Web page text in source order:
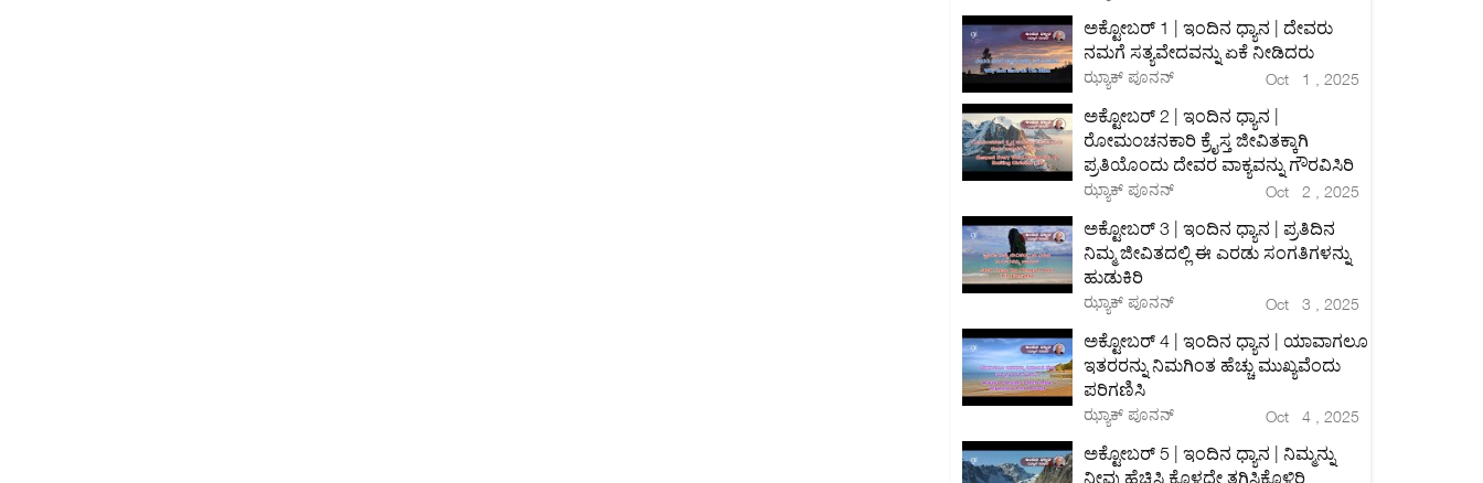
ಅಕ್ಟೋಬರ್ 1 | ಇಂದಿನ ಧ್ಯಾನ | ದೇವರು
ನಮಗೆ ಸತ್ಯವೇದವನ್ನು ಏಕೆ ನೀಡಿದರು
ಝ್ಯಾಕ್ ಪೂನನ್ Oct 1 , 2025
ಅಕ್ಟೋಬರ್ 2 | ಇಂದಿನ ಧ್ಯಾನ |
ರೋಮಂಚನಕಾರಿ ಕ್ರೈಸ್ತ ಜೀವಿತಕ್ಕಾಗಿ
ಪ್ರತಿಯೊಂದು ದೇವರ ವಾಕ್ಯವನ್ನು ಗೌರವಿಸಿರಿ
ಝ್ಯಾಕ್ ಪೂನನ್ Oct 2 , 2025
ಅಕ್ಟೋಬರ್ 3 | ಇಂದಿನ ಧ್ಯಾನ | ಪ್ರತಿದಿನ
ನಿಮ್ಮ ಜೀವಿತದಲ್ಲಿ ಈ ಎರಡು ಸಂಗತಿಗಳನ್ನು
ಹುಡುಕಿರಿ
ಝ್ಯಾಕ್ ಪೂನನ್ Oct 3 , 2025
ಅಕ್ಟೋಬರ್ 4 | ಇಂದಿನ ಧ್ಯಾನ | ಯಾವಾಗಲೂ
ಇತರರನ್ನು ನಿಮಗಿಂತ ಹೆಚ್ಚು ಮುಖ್ಯವೆಂದು
ಪರಿಗಣಿಸಿ
ಝ್ಯಾಕ್ ಪೂನನ್ Oct 4 , 2025
ಅಕ್ಟೋಬರ್ 5 | ಇಂದಿನ ಧ್ಯಾನ | ನಿಮ್ಮನ್ನು
ನೀವು ಹೆಚ್ಚಿಸಿ ಕೊಳ್ಳದೇ ತಗ್ಗಿಸಿಕೊಳ್ಳಿರಿ